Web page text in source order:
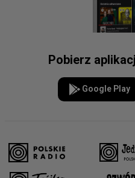
Pobierz
Google Play